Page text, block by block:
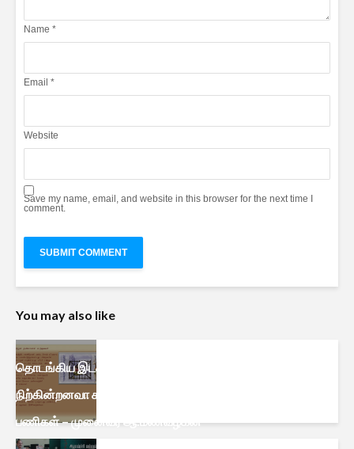
Name *
Email *
Website
Save my name, email, and website in this browser for the next time I
comment.
You may also like
தொடங்கிய இடத்திலேயே
நிற்கின்றனவா கணினித் தமிழ்ப்
பணிகள் – முனைவர் ஆ.மணவழகன்